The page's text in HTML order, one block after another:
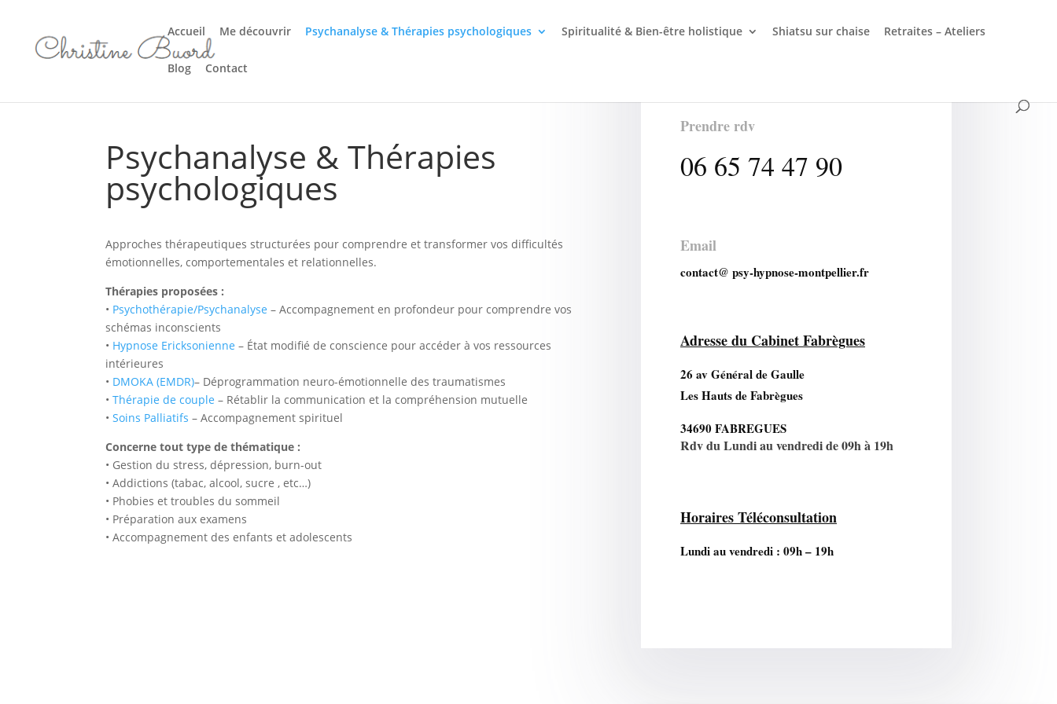
Accueil Me découvrir Psychanalyse & Thérapies psychologiques Spiritualité & Bien-être holistique Shiatsu sur chaise Retraites – Ateliers
Blog Contact
Psychanalyse & Thérapies
psychologiques
Approches thérapeutiques structurées pour comprendre et transformer vos difficultés
émotionnelles, comportementales et relationnelles.
Thérapies proposées :
• Psychothérapie/Psychanalyse – Accompagnement en profondeur pour comprendre vos
schémas inconscients
• Hypnose Ericksonienne – État modifié de conscience pour accéder à vos ressources
intérieures
• DMOKA (EMDR)– Déprogrammation neuro-émotionnelle des traumatismes
•Thérapie de couple – Rétablir la communication et la compréhension mutuelle
•Soins Palliatifs – Accompagnement spirituel
Concerne tout type de thématique :
• Gestion du stress, dépression, burn-out
• Addictions (tabac, alcool, sucre , etc…)
• Phobies et troubles du sommeil
• Préparation aux examens
• Accompagnement des enfants et adolescents
Prendre rdv
06 65 74 47 90
Email
contact@ psy-hypnose-montpellier.fr
Adresse du Cabinet Fabrègues
26 av Général de Gaulle
Les Hauts de Fabrègues
34690 FABREGUES
Rdv du Lundi au vendredi de 09h à 19h
Horaires Téléconsultation
Lundi au vendredi : 09h – 19h